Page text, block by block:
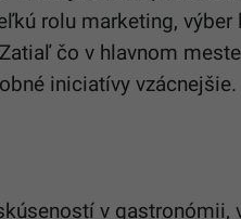
rolu marketing,
čo v hlavnom
iniciatívy vzácnejšie.
v gastronómii,